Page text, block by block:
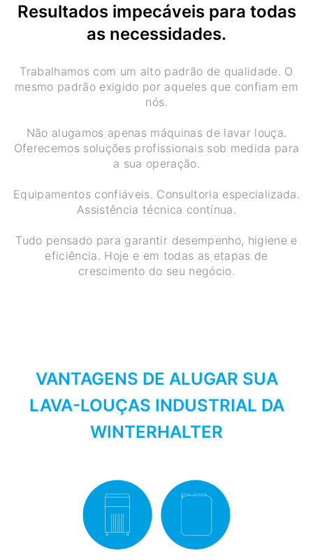
Resultados impecáveis ​​para todas
as necessidades.
Trabalhamos com um alto padrão de qualidade. O
mesmo padrão exigido por aqueles que confiam em
nós.
Não alugamos apenas máquinas de lavar louça.
Oferecemos soluções profissionais sob medida para
a sua operação.
Equipamentos confiáveis. Consultoria especializada.
Assistência técnica contínua.
Tudo pensado para garantir desempenho, higiene e
eficiência. Hoje e em todas as etapas de
crescimento do seu negócio.
VANTAGENS DE ALUGAR SUA
LAVA-LOUÇAS INDUSTRIAL DA
WINTERHALTER